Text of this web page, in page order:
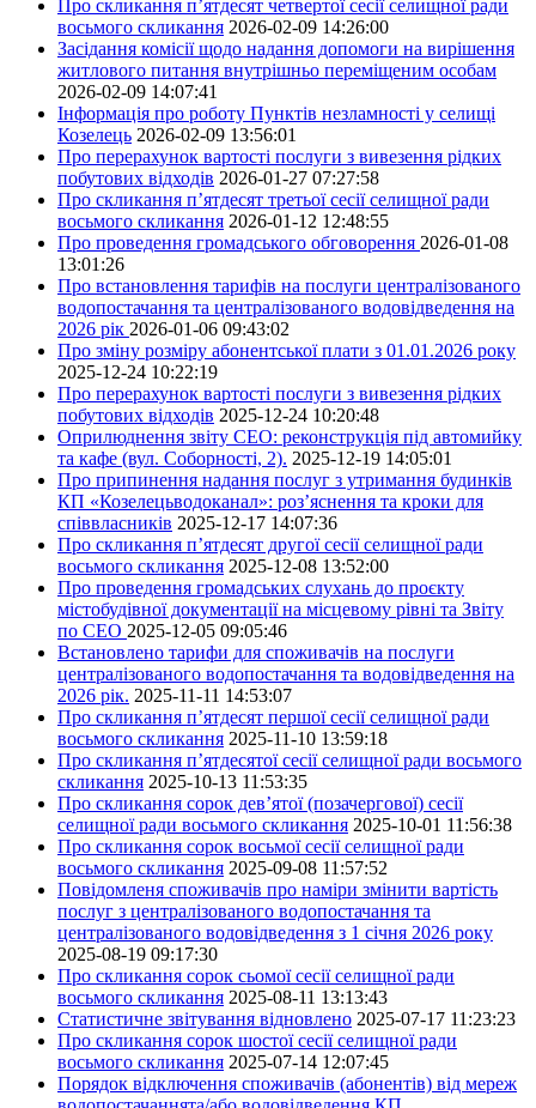
Про скликання п’ятдесят четвертої сесії селищної ради
восьмого скликання 2026-02-09 14:26:00
Засідання комісії щодо надання допомоги на вирішення
житлового питання внутрішньо переміщеним особам
2026-02-09 14:07:41
Інформація про роботу Пунктів незламності у селищі
Козелець 2026-02-09 13:56:01
Про перерахунок вартості послуги з вивезення рідких
побутових відходів 2026-01-27 07:27:58
Про скликання п’ятдесят третьої сесії селищної ради
восьмого скликання 2026-01-12 12:48:55
Про проведення громадського обговорення 2026-01-08
13:01:26
Про встановлення тарифів на послуги централізованого
водопостачання та централізованого водовідведення на
2026 рік 2026-01-06 09:43:02
Про зміну розміру абонентської плати з 01.01.2026 року
2025-12-24 10:22:19
Про перерахунок вартості послуги з вивезення рідких
побутових відходів 2025-12-24 10:20:48
Оприлюднення звіту СЕО: реконструкція під автомийку
та кафе (вул. Соборності, 2). 2025-12-19 14:05:01
Про припинення надання послуг з утримання будинків
КП «Козелецьводоканал»: роз’яснення та кроки для
співвласників 2025-12-17 14:07:36
Про скликання п’ятдесят другої сесії селищної ради
восьмого скликання 2025-12-08 13:52:00
Про проведення громадських слухань до проєкту
містобудівної документації на місцевому рівні та Звіту
по СЕО 2025-12-05 09:05:46
Встановлено тарифи для споживачів на послуги
централізованого водопостачання та водовідведення на
2026 рік. 2025-11-11 14:53:07
Про скликання п’ятдесят першої сесії селищної ради
восьмого скликання 2025-11-10 13:59:18
Про скликання п’ятдесятої сесії селищної ради восьмого
скликання 2025-10-13 11:53:35
Про скликання сорок дев’ятої (позачергової) сесії
селищної ради восьмого скликання 2025-10-01 11:56:38
Про скликання сорок восьмої сесії селищної ради
восьмого скликання 2025-09-08 11:57:52
Повідомленя споживачів про наміри змінити вартість
послуг з централізованого водопостачання та
централізованого водовідведення з 1 січня 2026 року
2025-08-19 09:17:30
Про скликання сорок сьомої сесії селищної ради
восьмого скликання 2025-08-11 13:13:43
Статистичне звітування відновлено 2025-07-17 11:23:23
Про скликання сорок шостої сесії селищної ради
восьмого скликання 2025-07-14 12:07:45
Порядок відключення споживачів (абонентів) від мереж